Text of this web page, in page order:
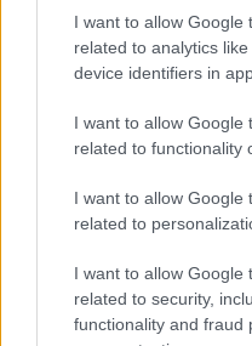
I want to allow Google
related to analytics
device identifiers in
I want to allow Google
related to functionality
I want to allow Google
related to
I want to allow Google
related to security,
functionality and fraud